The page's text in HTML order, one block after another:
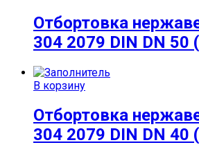
Отбортовка
304 2079 DIN DN 50
В корзину
Отбортовка
304 2079 DIN DN 40